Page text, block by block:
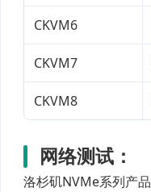
CKVM6
CKVM7
CKVM8
网络测试：
洛杉矶NVMe系列产